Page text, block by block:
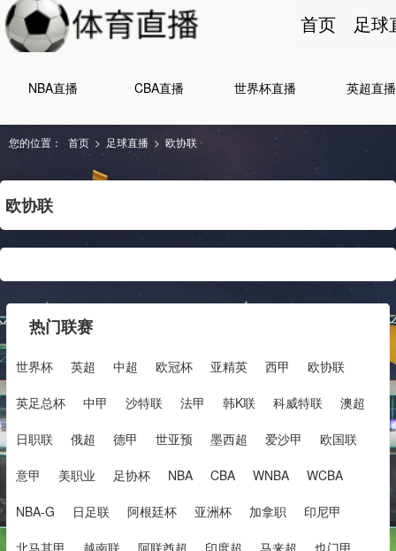
首页 足球
NBA直播 CBA直播 世界杯直播 英超直播
您的位置： 首页 > 足球直播 > 欧协联
欧协联
热门联赛
世界杯 英超 中超 欧冠杯 亚精英 西甲 欧协联
英足总杯 中甲 沙特联 法甲 韩K联 科威特联 澳超
日职联 俄超 德甲 世亚预 墨西超 爱沙甲 欧国联
意甲 美职业 足协杯 NBA CBA WNBA WCBA
NBA-G 日足联 阿根廷杯 亚洲杯 加拿职 印尼甲